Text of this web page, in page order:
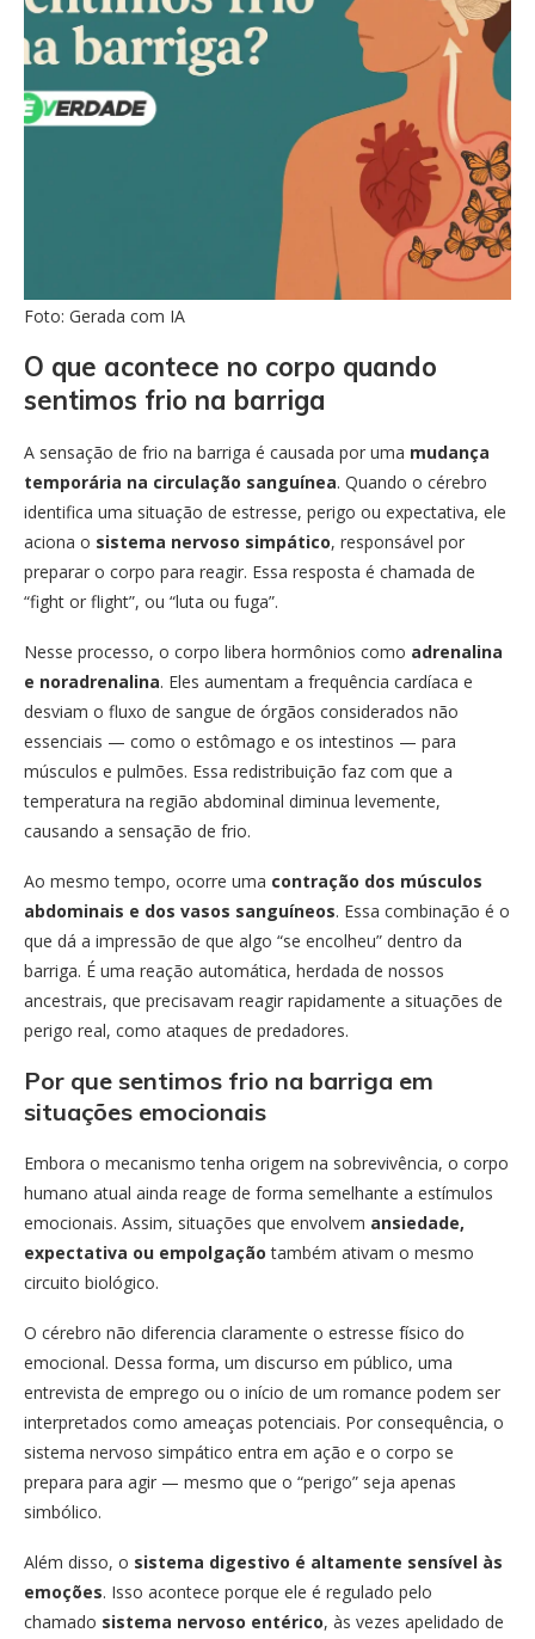
Foto: Gerada com IA
O que acontece no corpo quando
sentimos frio na barriga
A sensação de frio na barriga é causada por uma mudança
temporária na circulação sanguínea. Quando o cérebro
identifica uma situação de estresse, perigo ou expectativa, ele
aciona o sistema nervoso simpático, responsável por
preparar o corpo para reagir. Essa resposta é chamada de
“fight or flight”, ou “luta ou fuga”.
Nesse processo, o corpo libera hormônios como adrenalina
e noradrenalina. Eles aumentam a frequência cardíaca e
desviam o fluxo de sangue de órgãos considerados não
essenciais — como o estômago e os intestinos — para
músculos e pulmões. Essa redistribuição faz com que a
temperatura na região abdominal diminua levemente,
causando a sensação de frio.
Ao mesmo tempo, ocorre uma contração dos músculos
abdominais e dos vasos sanguíneos. Essa combinação é o
que dá a impressão de que algo “se encolheu” dentro da
barriga. É uma reação automática, herdada de nossos
ancestrais, que precisavam reagir rapidamente a situações de
perigo real, como ataques de predadores.
Por que sentimos frio na barriga em
situações emocionais
Embora o mecanismo tenha origem na sobrevivência, o corpo
humano atual ainda reage de forma semelhante a estímulos
emocionais. Assim, situações que envolvem ansiedade,
expectativa ou empolgação também ativam o mesmo
circuito biológico.
O cérebro não diferencia claramente o estresse físico do
emocional. Dessa forma, um discurso em público, uma
entrevista de emprego ou o início de um romance podem ser
interpretados como ameaças potenciais. Por consequência, o
sistema nervoso simpático entra em ação e o corpo se
prepara para agir — mesmo que o “perigo” seja apenas
simbólico.
Além disso, o sistema digestivo é altamente sensível às
emoções. Isso acontece porque ele é regulado pelo
chamado sistema nervoso entérico, às vezes apelidado de